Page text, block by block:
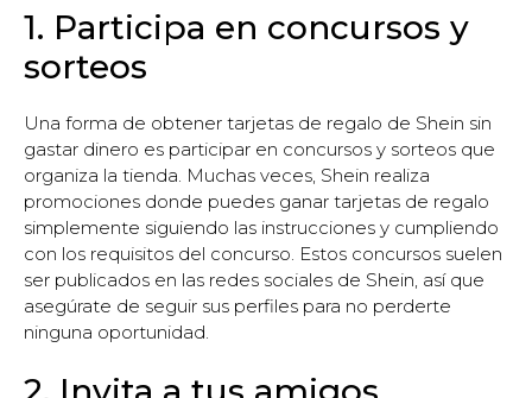
1. Participa en concursos y
sorteos
Una forma de obtener tarjetas de regalo de Shein sin
gastar dinero es participar en concursos y sorteos que
organiza la tienda. Muchas veces, Shein realiza
promociones donde puedes ganar tarjetas de regalo
simplemente siguiendo las instrucciones y cumpliendo
con los requisitos del concurso. Estos concursos suelen
ser publicados en las redes sociales de Shein, así que
asegúrate de seguir sus perfiles para no perderte
ninguna oportunidad.